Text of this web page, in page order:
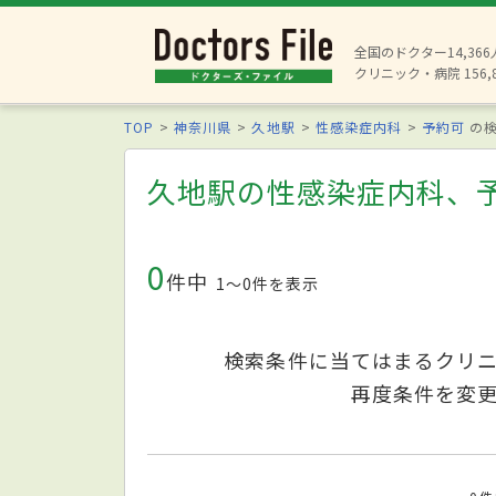
全国のドクター14,366
クリニック・病院
TOP 神奈川県 久地駅 性感染症内科 予約可 の
久地駅の性感染症内科、
0件中 1〜0件を表示
検索条件に当てはまるクリ
再度条件を変